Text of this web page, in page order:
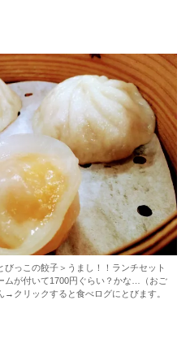
っこの餃子＞うまし！！ランチセット
ムが付いて1700円ぐらい？かな…（おご
→クリックすると食べログにとびます。